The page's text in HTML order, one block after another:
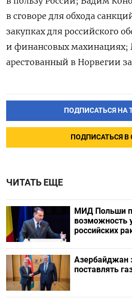
в сговоре для обхода
закупках для российского
и финансовых
арестованный в Норвегии
ПОДПИСАТЬСЯ НА
ПОДПИСАТЬСЯ В
ЧИТАТЬ ЕЩЕ
МИД Польши
возможность
российских
Азербайджан
поставлять